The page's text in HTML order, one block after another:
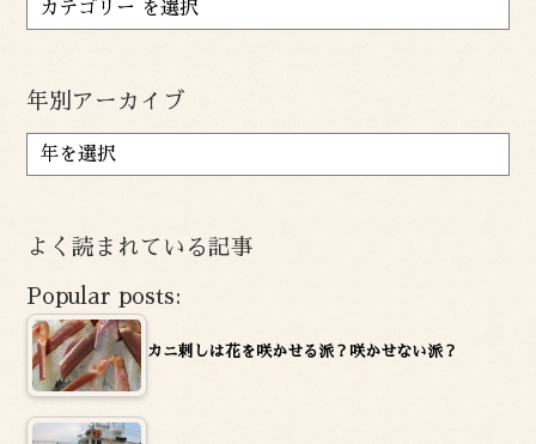
年別アーカイブ
ア
ー
イ
ブ
よく読まれている記事
Popular posts:
カニ刺しは花を咲かせる派？咲かせない派？